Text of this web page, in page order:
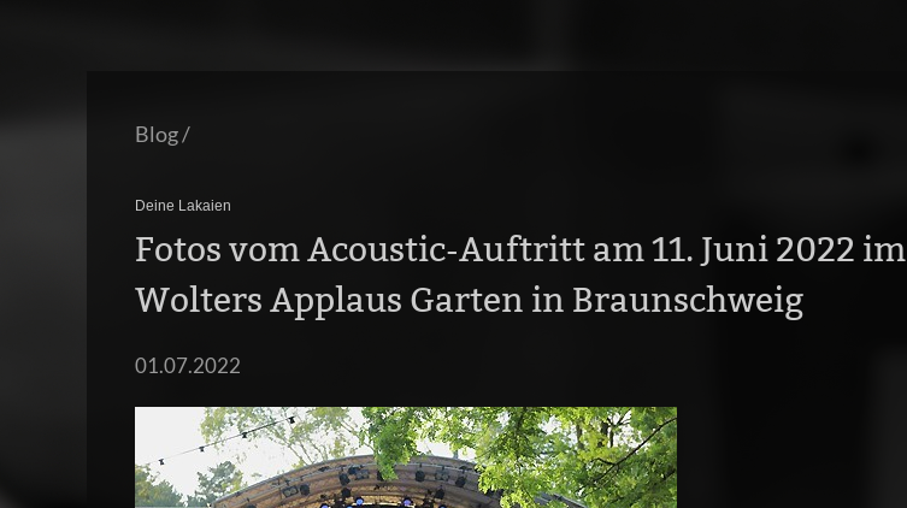
Blog/
Deine Lakaien
Fotos vom Acoustic-Auftritt am 11. Juni 2022 im
Wolters Applaus Garten in Braunschweig
01.07.2022